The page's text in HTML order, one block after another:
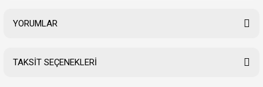
YORUMLAR
TAKSİT SEÇENEKLERİ